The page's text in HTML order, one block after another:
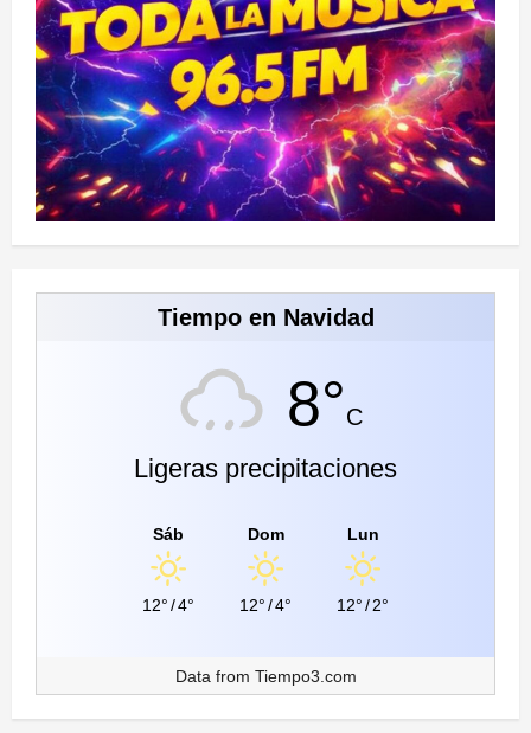
Tiempo en Navidad
8°C
Ligeras precipitaciones
Sáb
12°/4°
Dom
12°/4°
Lun
12°/2°
Data from Tiempo3.com